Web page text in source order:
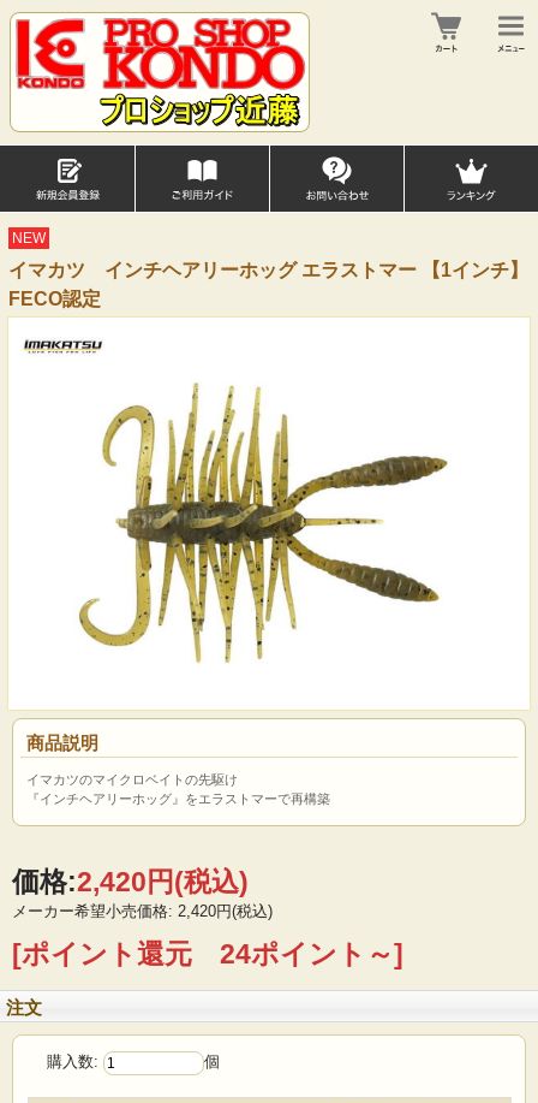
NEW
イマカツ インチヘアリーホッグ エラストマー 【1インチ】
FECO認定
商品説明
イマカツのマイクロベイトの先駆け
『インチヘアリーホッグ』をエラストマーで再構築
価格:2,420円(税込)
メーカー希望小売価格: 2,420円(税込)
[ポイント還元 24ポイント～]
注文
購入数: 個